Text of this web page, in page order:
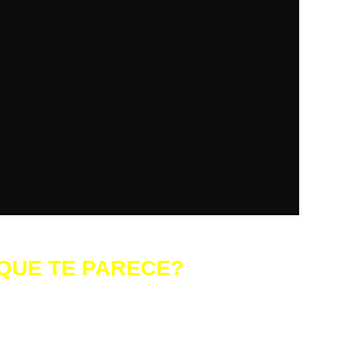
TE PARECE?